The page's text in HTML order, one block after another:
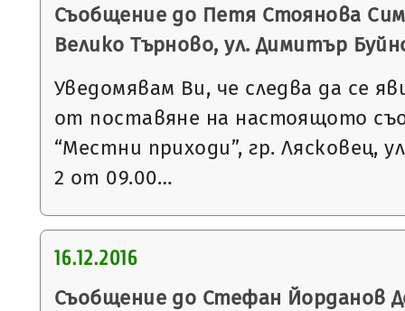
Съобщение до Петя Стоянова
Велико Търново, ул. Димитър
Уведомявам Ви, че следва да се
от поставяне на настоящото
“Местни приходи”, гр. Лясковец,
2 от 09.00…
16.12.2016
Съобщение до Стефан Йорданов